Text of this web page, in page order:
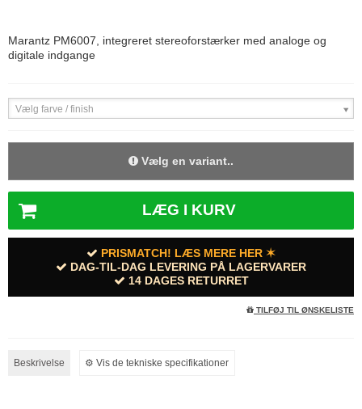
Marantz PM6007, integreret stereoforstærker med analoge og
digitale indgange
Vælg farve / finish
Vælg en variant..
LÆG I KURV
PRISMATCH! LÆS MERE HER ✶
DAG-TIL-DAG LEVERING PÅ LAGERVARER
14 DAGES RETURRET
TILFØJ TIL ØNSKELISTE
Beskrivelse ⚙︎ Vis de tekniske specifikationer